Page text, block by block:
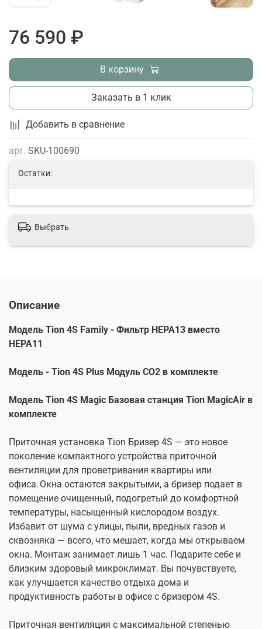
Добавить в сравнение
арт. SKU-100690
76 590 ₽
В корзину
Заказать в 1 клик
Остатки:
Выбрать
Описание
Модель Tion 4S Family - Фильтр HEPA13 вместо
HEPA11
Модель - Tion 4S Plus Модуль CO2 в комплекте
Модель Tion 4S Magic Базовая станция Tion MagicAir в
комплекте
Приточная установка Tion Бризер 4S — это новое
поколение компактного устройства приточной
вентиляции для проветривания квартиры или
офиса. Окна остаются закрытыми, а бризер подает в
помещение очищенный, подогретый до комфортной
температуры, насыщенный кислородом воздух.
Избавит от шума с улицы, пыли, вредных газов и
сквозняка — всего, что мешает, когда мы открываем
окна. Монтаж занимает лишь 1 час. Подарите себе и
близким здоровый микроклимат. Вы почувствуете,
как улучшается качество отдыха дома и
продуктивность работы в офисе с бризером 4S.
Приточная вентиляция с максимальной степенью